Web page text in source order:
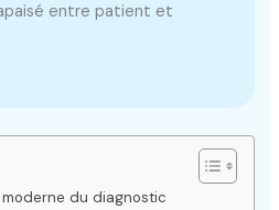
entre patient et
du diagnostic